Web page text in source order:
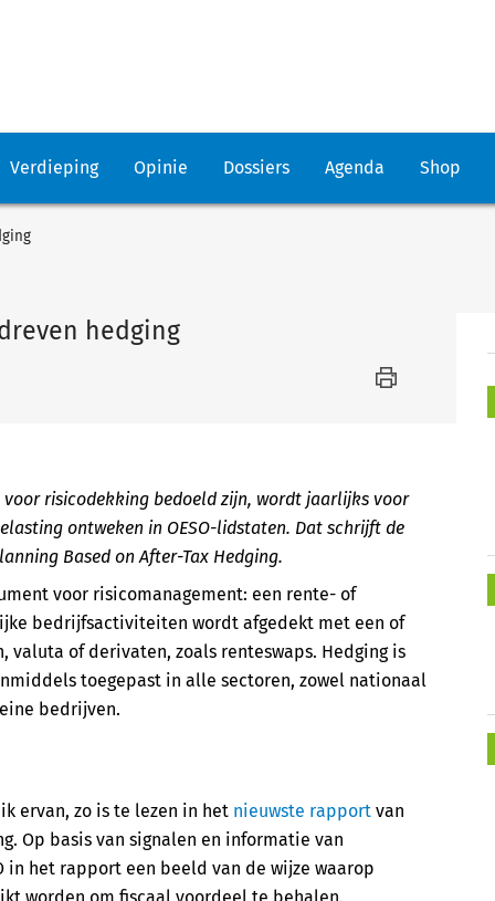
Verdieping Opinie Dossiers Agenda Shop
hedging
risicodekking bedoeld zijn, wordt jaarlijks voor
ontweken in OESO-lidstaten. Dat schrijft de
Based on After-Tax Hedging.
voor risicomanagement: een rente- of
bedrijfsactiviteiten wordt afgedekt met een of
of derivaten, zoals renteswaps. Hedging is
toegepast in alle sectoren, zowel nationaal
bedrijven.
ervan, zo is te lezen in het nieuwste rapport van
Op basis van signalen en informatie van
het rapport een beeld van de wijze waarop